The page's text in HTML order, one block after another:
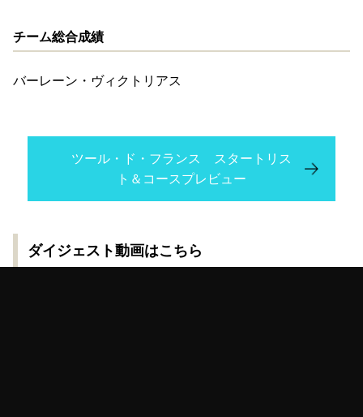
チーム総合成績
バーレーン・ヴィクトリアス
ツール・ド・フランス スタートリス
ト＆コースプレビュー
ダイジェスト動画はこちら